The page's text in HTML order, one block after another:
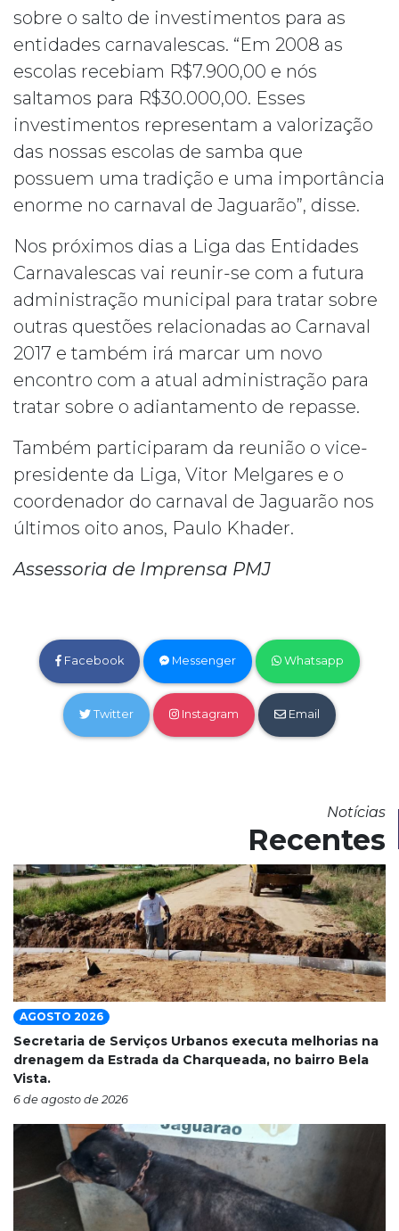
sobre o salto de investimentos para as
entidades carnavalescas. “Em 2008 as
escolas recebiam R$7.900,00 e nós
saltamos para R$30.000,00. Esses
investimentos representam a valorização
das nossas escolas de samba que
possuem uma tradição e uma importância
enorme no carnaval de Jaguarão”, disse.
Nos próximos dias a Liga das Entidades
Carnavalescas vai reunir-se com a futura
administração municipal para tratar sobre
outras questões relacionadas ao Carnaval
2017 e também irá marcar um novo
encontro com a atual administração para
tratar sobre o adiantamento de repasse.
Também participaram da reunião o vice-
presidente da Liga, Vitor Melgares e o
coordenador do carnaval de Jaguarão nos
últimos oito anos, Paulo Khader.
Assessoria de Imprensa PMJ
Facebook Messenger Whatsapp
Twitter Instagram Email
Notícias
Recentes
AGOSTO 2026
Secretaria de Serviços Urbanos executa melhorias na
drenagem da Estrada da Charqueada, no bairro Bela
Vista.
6 de agosto de 2026